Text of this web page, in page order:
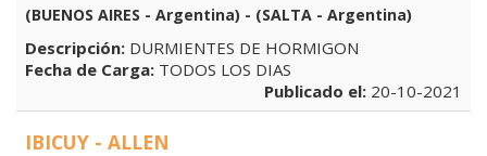
(BUENOS AIRES - Argentina) - (SALTA - Argentina)
Descripción: DURMIENTES DE HORMIGON
Fecha de Carga: TODOS LOS DIAS
Publicado el: 20-10-2021
IBICUY - ALLEN